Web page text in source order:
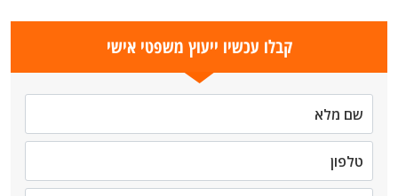
קבלו עכשיו ייעוץ משפטי אישי